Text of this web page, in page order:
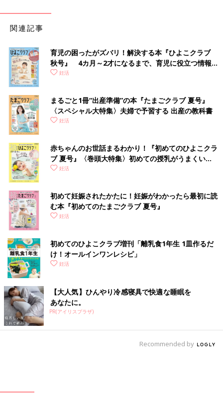
手術室では超音波で卵巣の状態を確認しながら採卵をします。
●生理3日目
排卵誘発。刺激方法の種類によって、内服薬、注射薬が処方され
ます。
●生理6～8日目
エコー検査で卵胞の大きさを測り、ホルモン剤の量を調節しま
す。
●生理9～12日目
直径20mm前後の卵胞が複数できたら、採卵日を決定します。
●採卵36時間前
HCG注射または点鼻薬で排卵を促し、卵子を成熟させます。
●採卵当日
一例として、朝8時半来院、麻酔を行い9時採卵。採卵後は2時間
安静にします。採卵当日の午後、胚培養士が受精させます。
●採卵翌日
受精がうまくいったかどうかの確認を行います。状態確認の電話
が可能なクリニックも。
今回の採卵、胚についての結果を聞きます。新鮮な胚での移植を
★医師の指示は守って！
関連記事
育児の困ったがズバリ！解決する本『ひよこクラブ
秋号』 4カ月～2才になるまで、育児に役立つ情報が
いっぱい！
妊活
まるごと1冊“出産準備”の本『たまごクラブ 夏号』
〈スペシャル大特集〉夫婦で予習する 出産の教科書
妊活
赤ちゃんのお世話まるわかり！『初めてのひよこクラ
ブ 夏号』〈巻頭大特集〉初めての授乳がうまくい
く！ おっぱい・ミルクの基本と夏のトラブル 解決テ
妊活
初めて妊娠されたかたに！妊娠がわかったら最初に読
む本『初めてのたまごクラブ 夏号』
妊活
初めてのひよこクラブ増刊「離乳食1年生 1皿作るだ
け！オールインワン​レシピ」
妊活
【大人気】ひんやり冷感寝具で快適な睡眠を
あなたに。
PR(アイリスプラザ)
Recommended by